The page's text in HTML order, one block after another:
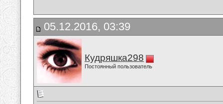
05.12.2016, 03:39
Кудряшка298
Постоянный пользователь